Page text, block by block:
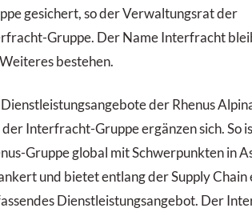
gesichert, so der Verwaltungsrat der
Gruppe. Der Name Interfracht
bestehen.
Dienstleistungsangebote der Rhenus
der Interfracht-Gruppe ergänzen sich. So
Gruppe global mit Schwerpunkten in
und bietet entlang der Supply Chain
Dienstleistungsangebot. Der